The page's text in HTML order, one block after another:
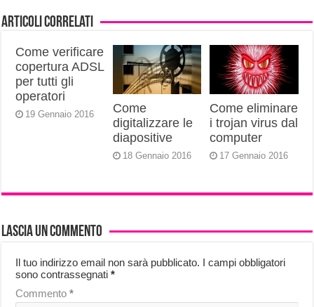
Articoli correlati
Come verificare
copertura ADSL
per tutti gli
operatori
19 Gennaio 2016
Come
digitalizzare le
diapositive
18 Gennaio 2016
Come eliminare
i trojan virus dal
computer
17 Gennaio 2016
Lascia un commento
Il tuo indirizzo email non sarà pubblicato. I campi obbligatori
sono contrassegnati*
Commento*